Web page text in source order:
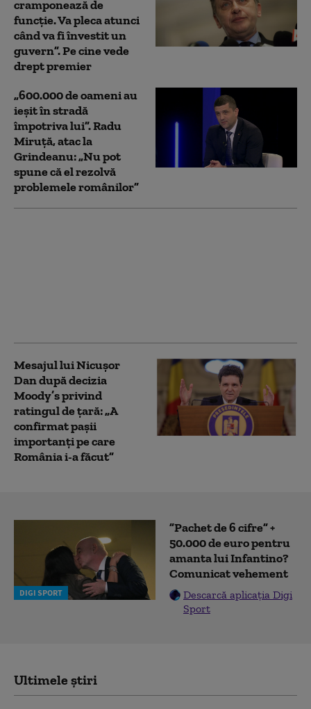
cramponează de
funcție. Va pleca atunci
când va fi învestit un
guvern”. Pe cine vede
drept premier
„600.000 de oameni au
ieșit în stradă
împotriva lui”. Radu
Miruță, atac la
Grindeanu: „Nu pot
spune că el rezolvă
problemele românilor”
Mesajul lui Nicușor
Dan după decizia
Moody’s privind
ratingul de țară: „A
confirmat pașii
importanți pe care
România i-a făcut”
DIGI SPORT
”Pachet de 6 cifre” +
50.000 de euro pentru
amanta lui Infantino?
Comunicat vehement
Descarcă aplicația Digi
Sport
Ultimele știri